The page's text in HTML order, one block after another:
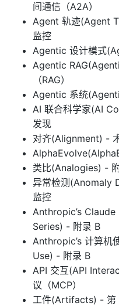
间通信（A2A）
Agent 轨迹(Agent
监控
Agentic 设计模式
Agentic
（RAG）
Agentic 系统
AI 联合科学家(AI
发现
对齐(Alignment) -
类比(Analogies) -
异常检测(Anomaly
监控
Anthropic’s
Series) - 附录 B
Anthropic’s 计算机
Use) - 附录 B
API 交互(API
议（MCP）
工件(Artifacts) - 第